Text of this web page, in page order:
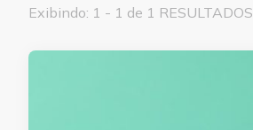
Exibindo: 1 - 1 de 1 RESULTADOS